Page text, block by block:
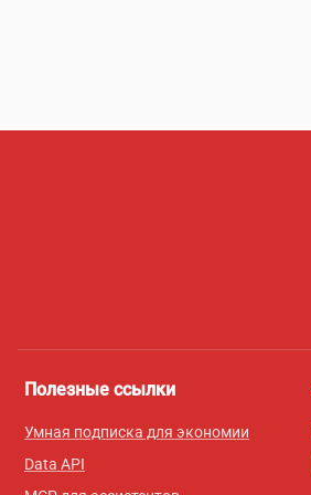
Полезные ссылки
Умная подписка для экономии
Data API